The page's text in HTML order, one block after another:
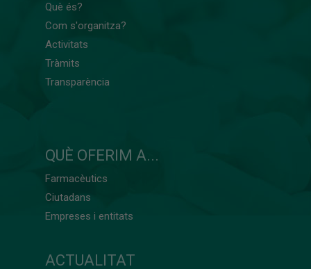
Què és?
Com s'organitza?
Activitats
Tràmits
Transparència
QUÈ OFERIM A...
Farmacèutics
Ciutadans
Empreses i entitats
ACTUALITAT